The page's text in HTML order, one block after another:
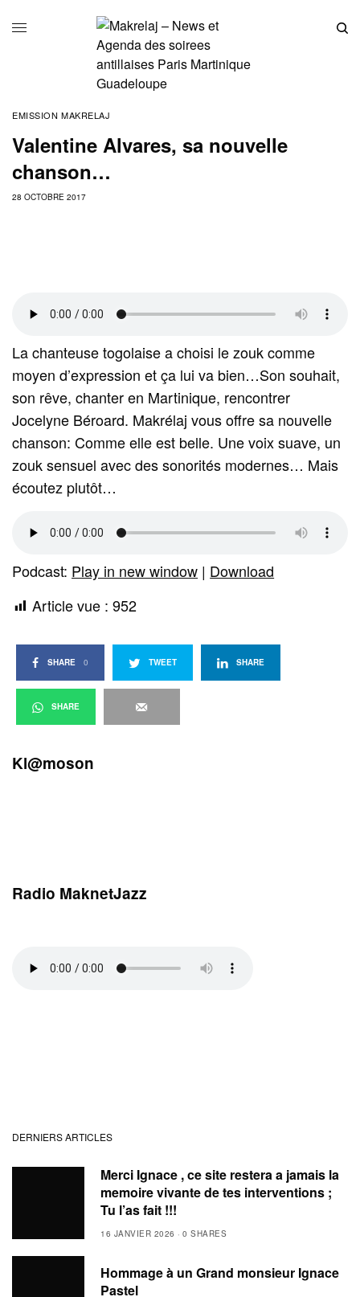
EMISSION MAKRELAJ
Valentine Alvares, sa nouvelle
chanson…
28 OCTOBRE 2017
La chanteuse togolaise a choisi le zouk comme
moyen d’expression et ça lui va bien…Son souhait,
son rêve, chanter en Martinique, rencontrer
Jocelyne Béroard. Makrélaj vous offre sa nouvelle
chanson: Comme elle est belle. Une voix suave, un
zouk sensuel avec des sonorités modernes… Mais
écoutez plutôt…
Podcast: Play in new window | Download
Article vue : 952
SHARE 0 TWEET SHARE
SHARE
Kl@moson
Radio MaknetJazz
DERNIERS ARTICLES
Merci Ignace , ce site restera a jamais la
memoire vivante de tes interventions ;
Tu l’as fait !!!
16 JANVIER 2026 0 SHARES
Hommage à un Grand monsieur Ignace
Pastel